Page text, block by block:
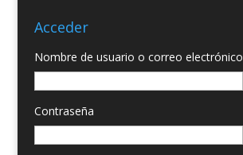
Acceder
Nombre de usuario o correo electrónico
Contraseña